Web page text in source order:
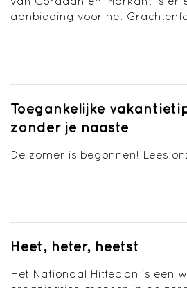
aanbieding voor het
Toegankelijke
zonder je naaste
De zomer is begonnen! Lees
Heet, heter, heetst
Het Nationaal Hitteplan is een